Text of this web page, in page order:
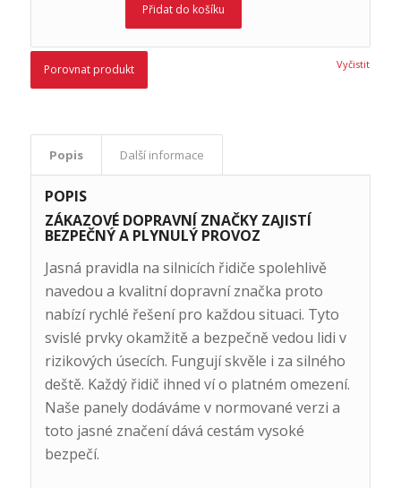
Vyčistit
Přidat do košíku
Porovnat produkt
Popis Další informace
POPIS
ZÁKAZOVÉ DOPRAVNÍ ZNAČKY ZAJISTÍ
BEZPEČNÝ A PLYNULÝ PROVOZ
Jasná pravidla na silnicích řidiče spolehlivě
navedou a kvalitní dopravní značka proto
nabízí rychlé řešení pro každou situaci. Tyto
svislé prvky okamžitě a bezpečně vedou lidi v
rizikových úsecích. Fungují skvěle i za silného
deště. Každý řidič ihned ví o platném omezení.
Naše panely dodáváme v normované verzi a
toto jasné značení dává cestám vysoké
bezpečí.